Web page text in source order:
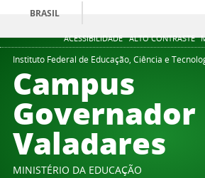
ACESSIBILIDADE ALTO CONTRASTE
BRASIL
Instituto Federal de Educação, Ciência e
Campus
Governador
Valadares
MINISTÉRIO DA EDUCAÇÃO